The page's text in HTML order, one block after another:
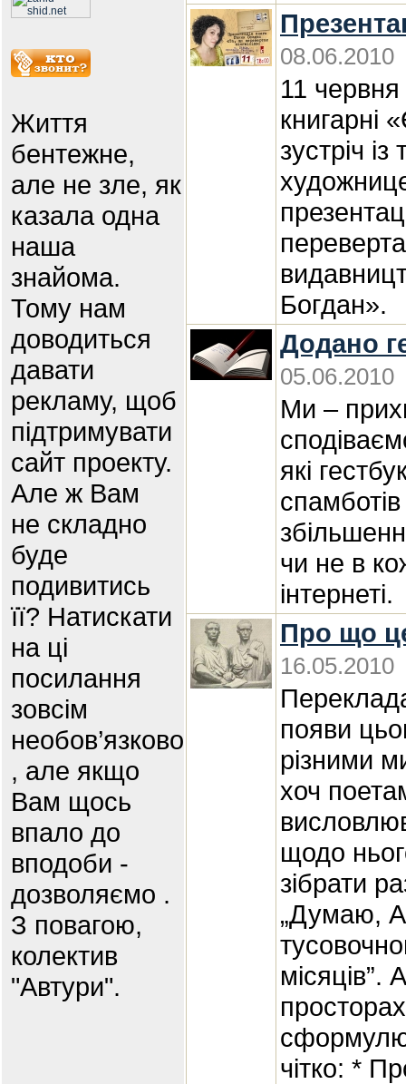
Життя
бентежне,
але не зле, як
казала одна
наша
знайома.
Тому нам
доводиться
давати
рекламу, щоб
підтримувати
сайт проекту.
Але ж Вам
не складно
буде
подивитись
її? Натискати
на ці
посилання
зовсім
необов’язково
, але якщо
Вам щось
впало до
вподоби -
дозволяємо .
З повагою,
колектив
"Автури".
08.06.2010
11
книгарні
зустріч
Богдан».
Додано
05.06.2010
Ми –
які
чи не в
інтернеті.
Про що
16.05.2010
появи
різними
хоч
щодо
зібрати
„Думаю,
чітко: *